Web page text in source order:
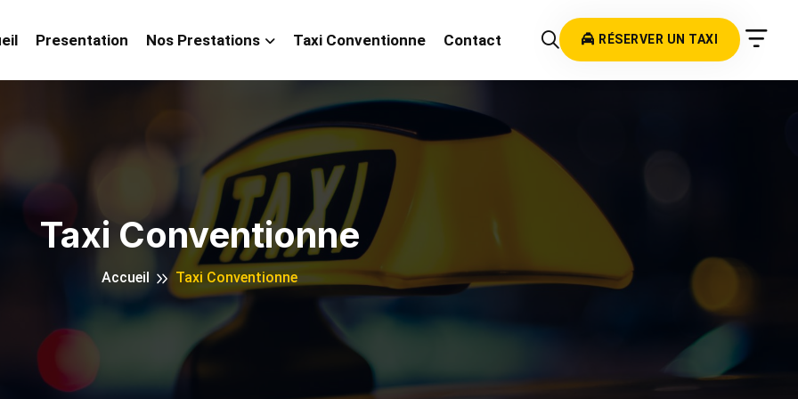
Presentation Nos Prestations Taxi Conventionne Contact RÉSERVER UN TAXI
Taxi Conventionne
Accueil Taxi Conventionne